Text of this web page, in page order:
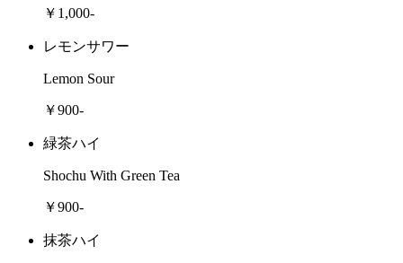
￥1,000-
レモンサワー
Lemon Sour
￥900-
緑茶ハイ
Shochu With Green Tea
￥900-
抹茶ハイ